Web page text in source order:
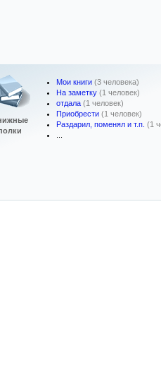
Мои книги (3 человека)
На заметку (1 человек)
отдала (1 человек)
Приобрести (1 человек)
Раздарил, поменял и т.п. (1